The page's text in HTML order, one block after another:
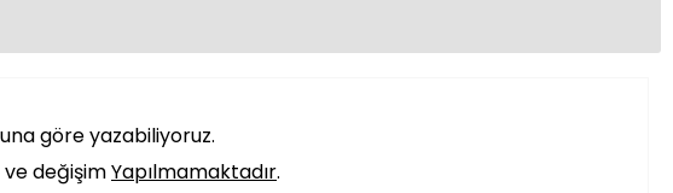
göre yazabiliyoruz.
değişimYapılmamaktadır.